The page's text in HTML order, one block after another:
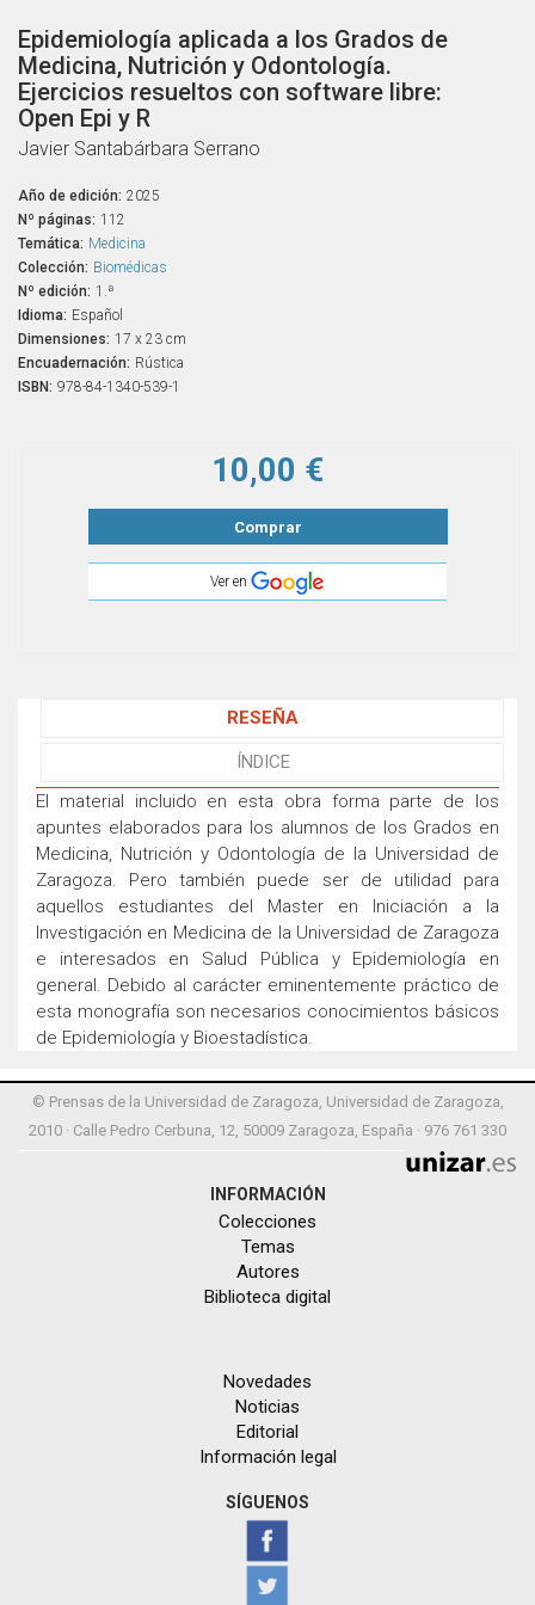
Epidemiología aplicada a los Grados de
Medicina, Nutrición y Odontología.
Ejercicios resueltos con software libre:
Open Epi y R
Javier Santabárbara Serrano
Año de edición: 2025
Nº páginas: 112
Temática: Medicina
Colección: Biomédicas
Nº edición: 1.ª
Idioma: Español
Dimensiones: 17 x 23 cm
Encuadernación: Rústica
ISBN: 978-84-1340-539-1
10,00 €
Comprar
Ver en
RESEÑA
ÍNDICE
El material incluido en esta obra forma parte de los
apuntes elaborados para los alumnos de los Grados en
Medicina, Nutrición y Odontología de la Universidad de
Zaragoza. Pero también puede ser de utilidad para
aquellos estudiantes del Master en Iniciación a la
Investigación en Medicina de la Universidad de Zaragoza
e interesados en Salud Pública y Epidemiología en
general. Debido al carácter eminentemente práctico de
esta monografía son necesarios conocimientos básicos
de Epidemiología y Bioestadística.
© Prensas de la Universidad de Zaragoza, Universidad de Zaragoza,
2010 · Calle Pedro Cerbuna, 12, 50009 Zaragoza, España · 976 761 330
INFORMACIÓN
Colecciones
Temas
Autores
Biblioteca digital
Novedades
Noticias
Editorial
Información legal
SÍGUENOS